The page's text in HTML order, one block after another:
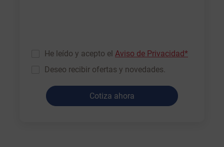
He leído y acepto el Aviso de Privacidad*
Deseo recibir ofertas y novedades.
Cotiza ahora